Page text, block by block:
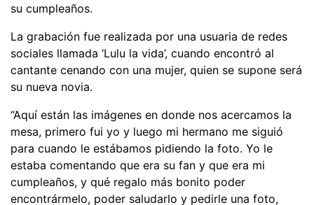
su cumpleaños.
La grabación fue realizada por una usuaria de redes
sociales llamada ‘Lulu la vida’, cuando encontró al
cantante cenando con una mujer, quien se supone será
su nueva novia.
“Aquí están las imágenes en donde nos acercamos la
mesa, primero fui yo y luego mi hermano me siguió
para cuando le estábamos pidiendo la foto. Yo le
estaba comentando que era su fan y que era mi
cumpleaños, y qué regalo más bonito poder
encontrármelo, poder saludarlo y pedirle una foto,